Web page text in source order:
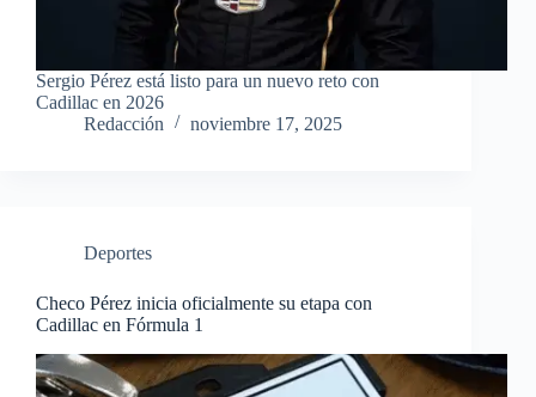
Sergio Pérez está listo para un nuevo reto con
Cadillac en 2026
Redacción
noviembre 17, 2025
Deportes
Checo Pérez inicia oficialmente su etapa con
Cadillac en Fórmula 1